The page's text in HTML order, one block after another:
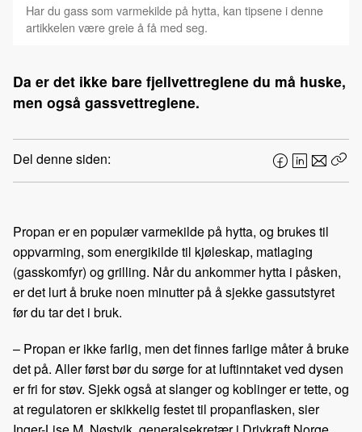
Har du gass som varmekilde på hytta, kan tipsene i denne
artikkelen være greie å få med seg.
Da er det ikke bare fjellvettreglene du må huske,
men også gassvettreglene.
Del denne siden:
F
a
e
b
o
k
L
i
k
e
d
E
-
o
s
t
Propan er en populær varmekilde på hytta, og brukes til
oppvarming, som energikilde til kjøleskap, matlaging
(gasskomfyr) og grilling. Når du ankommer hytta i påsken,
er det lurt å bruke noen minutter på å sjekke gassutstyret
før du tar det i bruk.
– Propan er ikke farlig, men det finnes farlige måter å bruke
det på. Aller først bør du sørge for at luftinntaket ved dysen
er fri for støv. Sjekk også at slanger og koblinger er tette, og
at regulatoren er skikkelig festet til propanflasken, sier